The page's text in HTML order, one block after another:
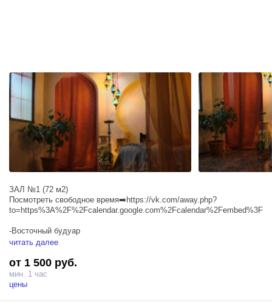
ЗАЛ №1 (72 м2)
Посмотреть свободное время➡️https://vk.com/away.php?
-Восточный будуар
-Имитация космического корабля с неоновым освещением
-Средневековая таверна
-Пилон
-Воздушное кольцо
читать далее
от 1 500 руб.
мин. 1 час
цены